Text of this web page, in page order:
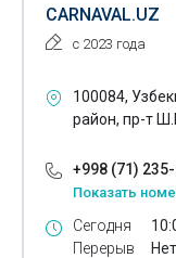
Кадровые агентства
Комплексные
Компьютерные
Консалтинг в
Консалтинговые
CARNAVAL.UZ
с 2023 года
100084,
район, пр-т
+998 (71)
Показать
Сегодня
Перерыв